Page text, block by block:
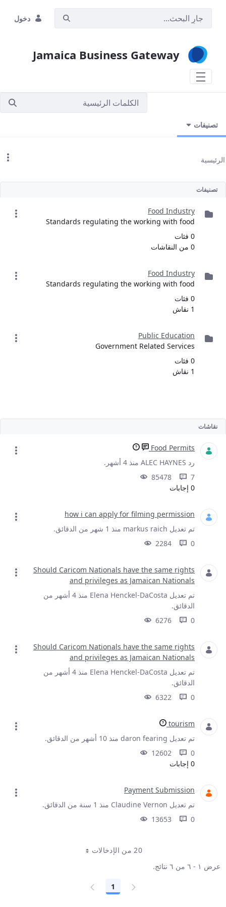
تخطي إلى المحتوى الرئيسي
دخول
Jamaica Business Gateway
تصنيفات
الرئيسية
تصنيفات
Food Industry
Standards regulating the working with food
0 فئات
0 من النقاشات
Food Industry
Standards regulating the working with food
0 فئات
1 نقاش
Public Education
Government Related Services
0 فئات
1 نقاش
نقاشات
Food Permits
رد ALEC HAYNES منذ 4 أشهر.
7
85478
0 إجابات
how i can apply for filming permission
تم تعديل markus raich منذ 1 شهر من الدقائق.
0
2284
Should Caricom Nationals have the same rights
and privileges as Jamaican Nationals
تم تعديل Elena Henckel-DaCosta منذ 4 أشهر من
الدقائق.
0
6276
Should Caricom Nationals have the same rights
and privileges as Jamaican Nationals
تم تعديل Elena Henckel-DaCosta منذ 4 أشهر من
الدقائق.
0
6322
tourism
تم تعديل daron fearing منذ 10 أشهر من الدقائق.
0
12602
0 إجابات
Payment Submission
تم تعديل Claudine Vernon منذ 1 سنة من الدقائق.
0
13653
20 من الإدخالات
عرض ١ - ٦ من ٦ نتائج.
الصفحة1